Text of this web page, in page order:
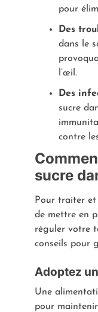
pour
Des
dans le
l’œil.
Des
sucre
contre
sucre
Pour traiter et
de mettre en
réguler votre
conseils pour
Adoptez
Une
pour